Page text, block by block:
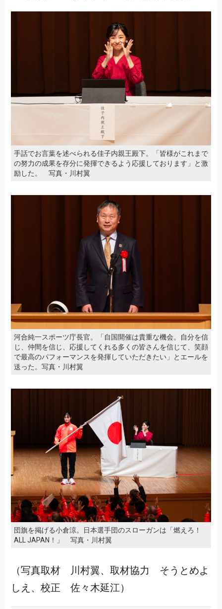
手話でお言葉を述べられる佳子内親王殿下。「皆様がこれまで
の努力の成果を存分に発揮できるよう応援しております」と激
励した。 写真・川村翼
河合純一スポーツ庁長官。「自国開催は貴重な機会。自分を信
じ、仲間を信じ、応援してくれる多くの皆さんを信じて、笑顔
で最高のパフォーマンスを発揮していただきたい」とエールを
送った。写真・川村翼
団旗を掲げる小倉涼。日本選手団のスローガンは「燃えろ！
ALL JAPAN！」 写真・川村翼
（写真取材 川村翼、取材協力 そうとめよ
しえ、校正 佐々木延江）